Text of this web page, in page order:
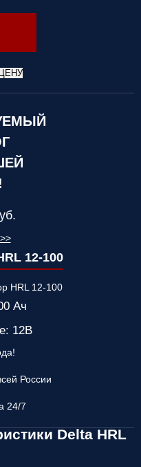
12-100
Ач
12В
России
24/7
Delta HRL